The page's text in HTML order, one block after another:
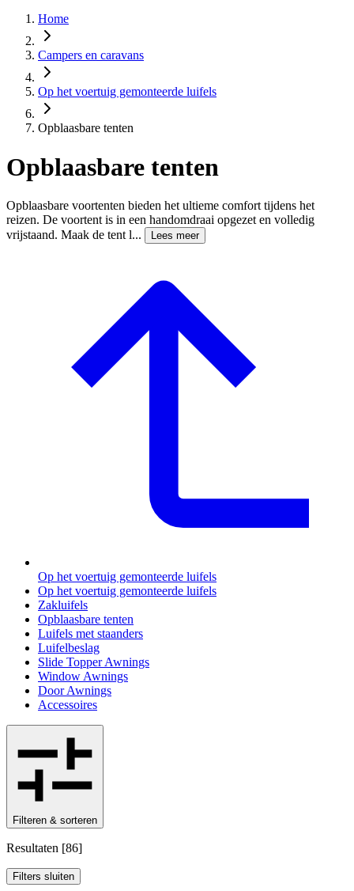
Home
Campers en caravans
Op het voertuig gemonteerde luifels
Opblaasbare tenten
Opblaasbare tenten
Opblaasbare voortenten bieden het ultieme comfort tijdens het
reizen. De voortent is in een handomdraai opgezet en volledig
vrijstaand. Maak de tent l...
Lees meer
Op het voertuig gemonteerde luifels
Op het voertuig gemonteerde luifels
Zakluifels
Opblaasbare tenten
Luifels met staanders
Luifelbeslag
Slide Topper Awnings
Window Awnings
Door Awnings
Accessoires
Filteren & sorteren
Resultaten [86]
Filters sluiten